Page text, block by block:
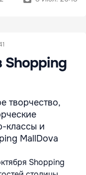
Shopping
творчество,
классы и
MallDova
Shopping